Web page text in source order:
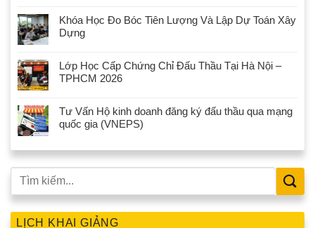
Khóa Học Đo Bóc Tiên Lượng Và Lập Dự Toán Xây
Dựng
Lớp Học Cấp Chứng Chỉ Đấu Thầu Tại Hà Nội –
TPHCM 2026
Tư Vấn Hộ kinh doanh đăng ký đấu thầu qua mạng
quốc gia (VNEPS)
LỊCH KHAI GIẢNG